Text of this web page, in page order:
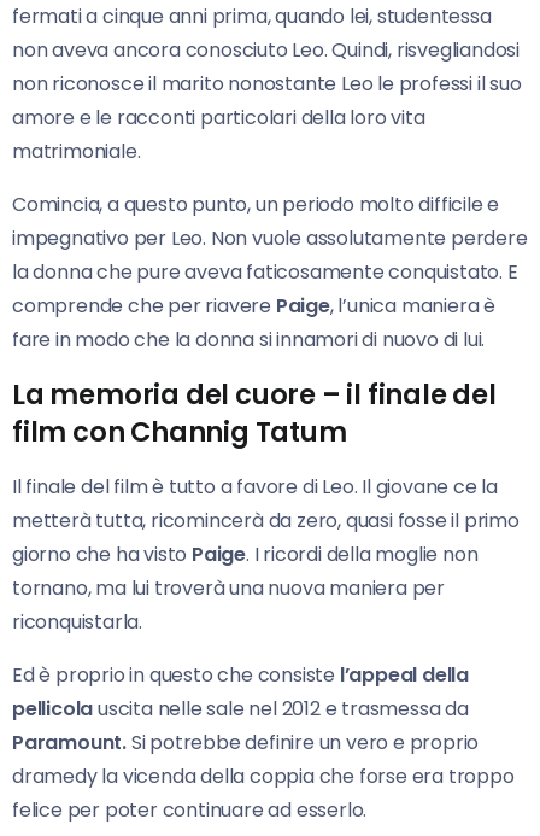
fermati a cinque anni prima, quando lei, studentessa
non aveva ancora conosciuto Leo. Quindi, risvegliandosi
non riconosce il marito nonostante Leo le professi il suo
amore e le racconti particolari della loro vita
matrimoniale.
Comincia, a questo punto, un periodo molto difficile e
impegnativo per Leo. Non vuole assolutamente perdere
la donna che pure aveva faticosamente conquistato. E
comprende che per riavere Paige, l’unica maniera è
fare in modo che la donna si innamori di nuovo di lui.
La memoria del cuore – il finale del
film con Channig Tatum
Il finale del film è tutto a favore di Leo. Il giovane ce la
metterà tutta, ricomincerà da zero, quasi fosse il primo
giorno che ha visto Paige. I ricordi della moglie non
tornano, ma lui troverà una nuova maniera per
riconquistarla.
Ed è proprio in questo che consiste l’appeal della
pellicolauscita nelle sale nel 2012 e trasmessa da
Paramount.Si potrebbe definire un vero e proprio
dramedy la vicenda della coppia che forse era troppo
felice per poter continuare ad esserlo.